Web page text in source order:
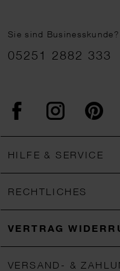
Sie sind
05251 2882 333
FacebookInstagram
HILFE & SERVICE
RECHTLICHES
VERTRAG
VERSAND- &